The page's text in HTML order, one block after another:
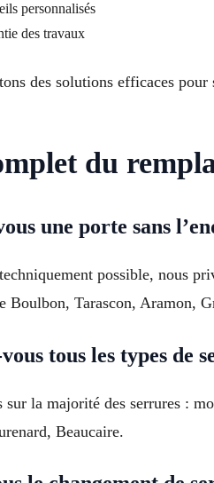
personnalisés
des travaux
des solutions efficaces
du
une porte sans
possible, nous
Boulbon, Tarascon, Aramon,
tous les types de
sur la majorité des serrures :
Beaucaire.